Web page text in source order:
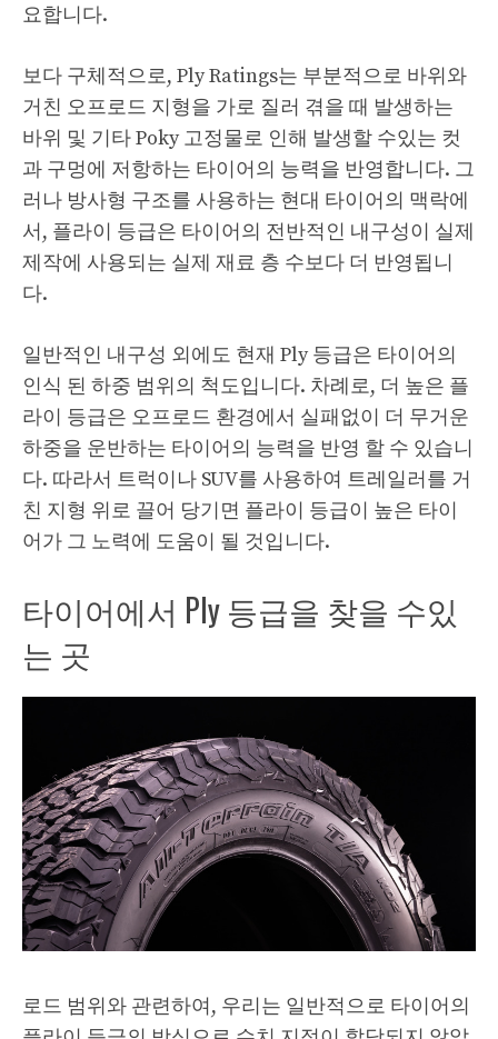
요합니다.
보다 구체적으로, Ply Ratings는 부분적으로 바위와
거친 오프로드 지형을 가로 질러 겪을 때 발생하는
바위 및 기타 Poky 고정물로 인해 발생할 수있는 컷
과 구멍에 저항하는 타이어의 능력을 반영합니다. 그
러나 방사형 구조를 사용하는 현대 타이어의 맥락에
서, 플라이 등급은 타이어의 전반적인 내구성이 실제
제작에 사용되는 실제 재료 층 수보다 더 반영됩니
다.
일반적인 내구성 외에도 현재 Ply 등급은 타이어의
인식 된 하중 범위의 척도입니다. 차례로, 더 높은 플
라이 등급은 오프로드 환경에서 실패없이 더 무거운
하중을 운반하는 타이어의 능력을 반영 할 수 있습니
다. 따라서 트럭이나 SUV를 사용하여 트레일러를 거
친 지형 위로 끌어 당기면 플라이 등급이 높은 타이
어가 그 노력에 도움이 될 것입니다.
타이어에서 Ply 등급을 찾을 수있
는 곳
로드 범위와 관련하여, 우리는 일반적으로 타이어의